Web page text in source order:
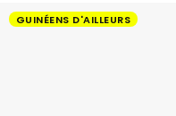
GUINÉENS D'AILLEURS